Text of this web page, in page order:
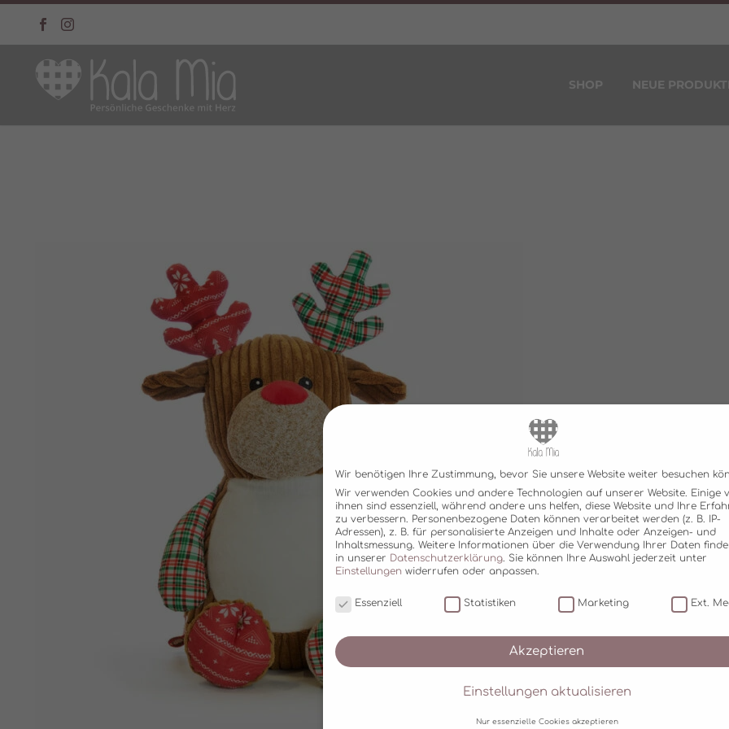
SHOP NEUE
Wir benötigen Ihre Zustimmung, bevor Sie unsere Website weiter besuchen
Wir verwenden Cookies und andere Technologien auf unserer Website. Einige
ihnen sind essenziell, während andere uns helfen, diese Website und Ihre
zu verbessern. Personenbezogene Daten können verarbeitet werden (z. B. IP-
Adressen), z. B. für personalisierte Anzeigen und Inhalte oder Anzeigen- und
Inhaltsmessung. Weitere Informationen über die Verwendung Ihrer Daten
in unserer Datenschutzerklärung. Sie können Ihre Auswahl jederzeit unter
Einstellungen widerrufen oder anpassen.
Essenziell Statistiken Marketing Ext.
Akzeptieren
Einstellungen aktualisieren
Nur essenzielle Cookies akzeptieren